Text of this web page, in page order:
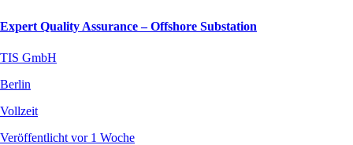
Expert Quality Assurance – Offshore Substation
TIS GmbH
Berlin
Vollzeit
Veröffentlicht vor 1 Woche